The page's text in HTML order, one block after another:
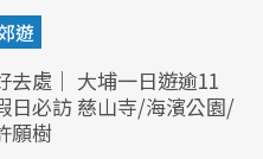
遊
去處｜ 大埔一日遊逾11
日必訪 慈山寺/海濱公園/
願樹